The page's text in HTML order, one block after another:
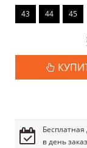
43 44 45
Бесплатная
в день